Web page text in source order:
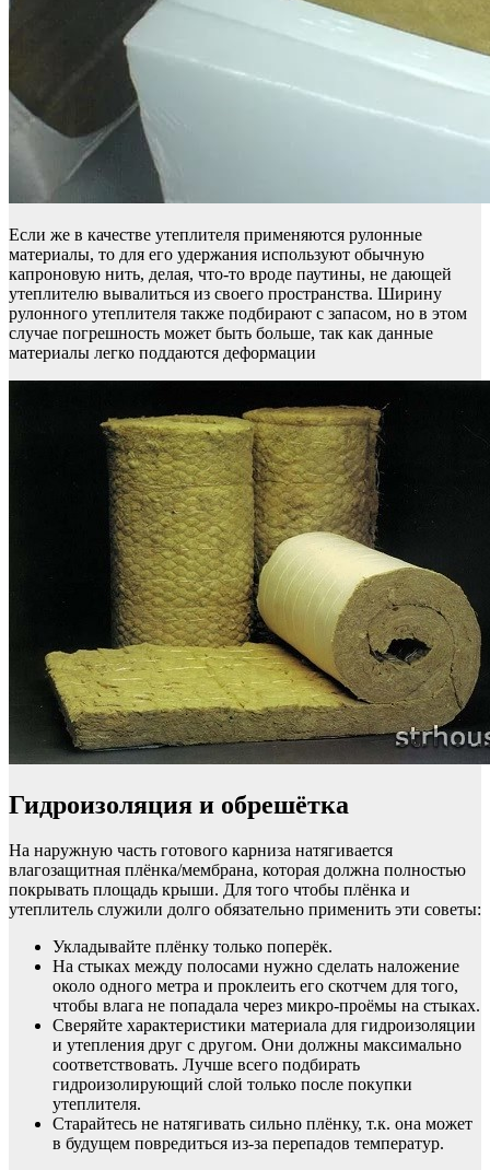
Если же в качестве утеплителя применяются рулонные
материалы, то для его удержания используют обычную
капроновую нить, делая, что-то вроде паутины, не дающей
утеплителю вывалиться из своего пространства. Ширину
рулонного утеплителя также подбирают с запасом, но в этом
случае погрешность может быть больше, так как данные
материалы легко поддаются деформации
Гидроизоляция и обрешётка
На наружную часть готового карниза натягивается
влагозащитная плёнка/мембрана, которая должна полностью
покрывать площадь крыши. Для того чтобы плёнка и
утеплитель служили долго обязательно применить эти советы:
Укладывайте плёнку только поперёк.
На стыках между полосами нужно сделать наложение
около одного метра и проклеить его скотчем для того,
чтобы влага не попадала через микро-проёмы на стыках.
Сверяйте характеристики материала для гидроизоляции
и утепления друг с другом. Они должны максимально
соответствовать. Лучше всего подбирать
гидроизолирующий слой только после покупки
утеплителя.
Старайтесь не натягивать сильно плёнку, т.к. она может
в будущем повредиться из-за перепадов температур.